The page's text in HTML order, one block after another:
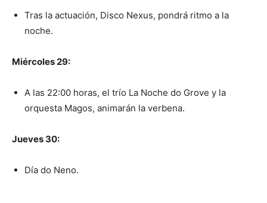
Tras la actuación, Disco Nexus, pondrá ritmo a la
noche.
Miércoles 29:
A las 22:00 horas, el trío La Noche do Grove y la
orquesta Magos, animarán la verbena.
Jueves 30:
Día do Neno.